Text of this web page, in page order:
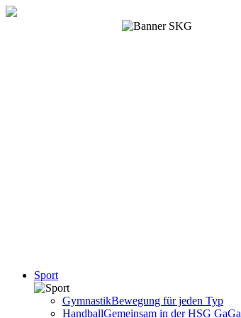
Sport
GymnastikBewegung für jeden Typ
HandballGemeinsam in der HSG GaGa